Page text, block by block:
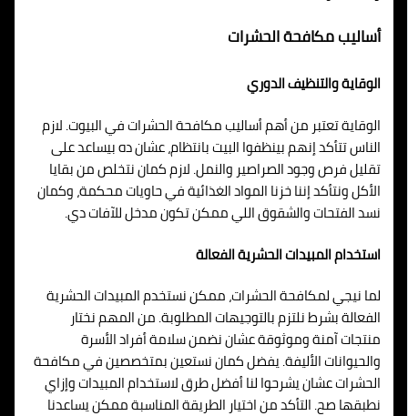
أساليب مكافحة الحشرات
الوقاية والتنظيف الدوري
الوقاية تعتبر من أهم أساليب مكافحة الحشرات في البيوت. لازم
الناس تتأكد إنهم بينظفوا البيت بانتظام، عشان ده بيساعد على
تقليل فرص وجود الصراصير والنمل. لازم كمان نتخلص من بقايا
الأكل ونتأكد إننا خزنا المواد الغذائية في حاويات محكمة، وكمان
نسد الفتحات والشقوق اللي ممكن تكون مدخل للآفات دي.
استخدام المبيدات الحشرية الفعالة
لما نيجي لمكافحة الحشرات، ممكن نستخدم المبيدات الحشرية
الفعالة بشرط نلتزم بالتوجيهات المطلوبة. من المهم نختار
منتجات آمنة وموثوقة عشان نضمن سلامة أفراد الأسرة
والحيوانات الأليفة. يفضل كمان نستعين بمتخصصين في مكافحة
الحشرات عشان يشرحوا لنا أفضل طرق لاستخدام المبيدات وإزاي
نطبقها صح. التأكد من اختيار الطريقة المناسبة ممكن يساعدنا